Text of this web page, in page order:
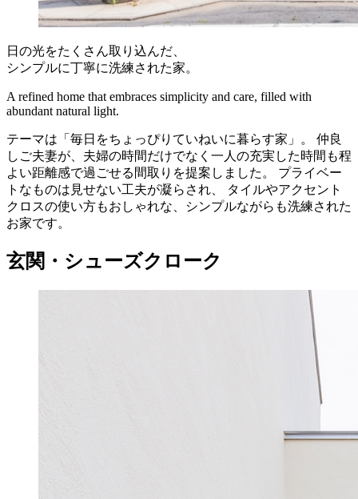
日の光をたくさん取り込んだ、
シンプルに丁寧に洗練された家。
A refined home that embraces simplicity and care, filled with
abundant natural light.
テーマは「毎日をちょっぴりていねいに暮らす家」。 仲良
しご夫妻が、夫婦の時間だけでなく一人の充実した時間も程
よい距離感で過ごせる間取りを提案しました。 プライベー
トなものは見せない工夫が凝らされ、 タイルやアクセント
クロスの使い方もおしゃれな、シンプルながらも洗練された
お家です。
玄関・シューズクローク